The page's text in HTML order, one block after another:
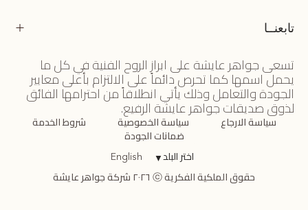
تابعنــا
تسعى جواهر عايشة على ابراز الروح الفنية في كل ما
يحمل اسمها كما تحرص دائماً على الالتزام بأعلى معايير
الجودة والتعامل وذلك يأتي انطلاقاً من احترامها الفائق
لذوق صديقات جواهر عايشة الرفيع.
سياسة الارجاع سياسة الخصوصية شروط الخدمة
ضمانات الجودة
اختر البلد▼
English
حقوق الملكية الفكرية ⓒ ٢٠٢٦ شركة جواهر عايشة